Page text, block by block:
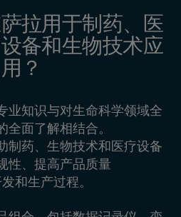
拉用于制药、医
备和生物技术应
用？
业知识与对生命科学领域全
全面了解相结合。
制药、生物技术和医疗设备
性、提高产品质量
和生产过程。